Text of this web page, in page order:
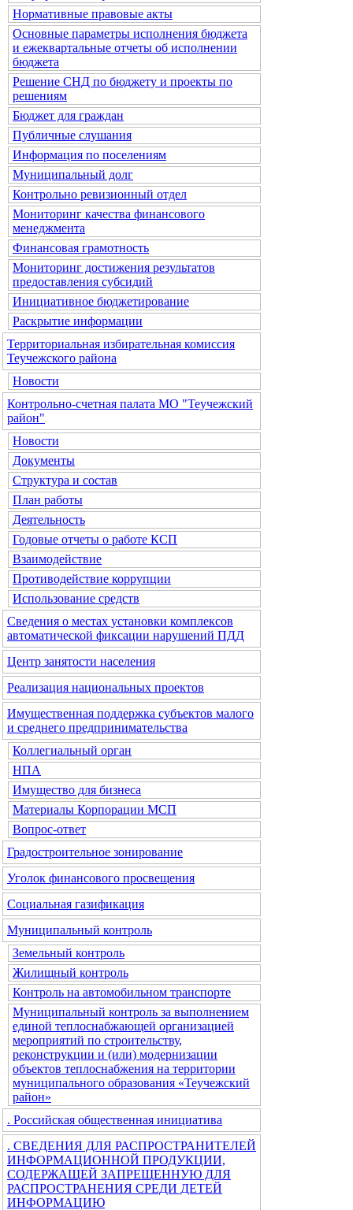
Нормативные правовые акты
Основные параметры исполнения бюджета
и ежеквартальные отчеты об исполнении
бюджета
Решение СНД по бюджету и проекты по
решениям
Бюджет для граждан
Публичные слушания
Информация по поселениям
Муниципальный долг
Контрольно ревизионный отдел
Мониторинг качества финансового
менеджмента
Финансовая грамотность
Мониторинг достижения результатов
предоставления субсидий
Инициативное бюджетирование
Раскрытие информации
Территориальная избирательная комиссия
Теучежского района
Новости
Контрольно-счетная палата МО "Теучежский
район"
Новости
Документы
Структура и состав
План работы
Деятельность
Годовые отчеты о работе КСП
Взаимодействие
Противодействие коррупции
Использование средств
Сведения о местах установки комплексов
автоматической фиксации нарушений ПДД
Центр занятости населения
Реализация национальных проектов
Имущественная поддержка субъектов малого
и среднего предпринимательства
Коллегиальный орган
НПА
Имущество для бизнеса
Материалы Корпорации МСП
Вопрос-ответ
Градостроительное зонирование
Уголок финансового просвещения
Социальная газификация
Муниципальный контроль
Земельный контроль
Жилищный контроль
Контроль на автомобильном транспорте
Муниципальный контроль за выполнением
единой теплоснабжающей организацией
мероприятий по строительству,
реконструкции и (или) модернизации
объектов теплоснабжения на территории
муниципального образования «Теучежский
район»
. Российская общественная инициатива
. СВЕДЕНИЯ ДЛЯ РАСПРОСТРАНИТЕЛЕЙ
ИНФОРМАЦИОННОЙ ПРОДУКЦИИ,
СОДЕРЖАЩЕЙ ЗАПРЕЩЕННУЮ ДЛЯ
РАСПРОСТРАНЕНИЯ СРЕДИ ДЕТЕЙ
ИНФОРМАЦИЮ